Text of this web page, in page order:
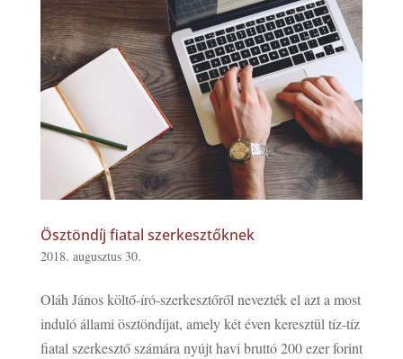
Ösztöndíj fiatal szerkesztőknek
2018. augusztus 30.
Oláh János költő-író-szerkesztőről nevezték el azt a most
induló állami ösztöndíjat, amely két éven keresztül tíz-tíz
fiatal szerkesztő számára nyújt havi bruttó 200 ezer forint